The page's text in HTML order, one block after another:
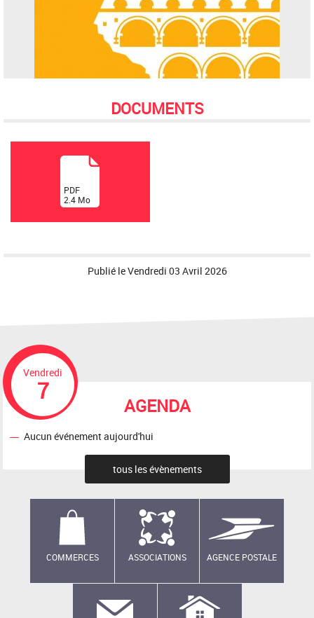
DOCUMENTS
(PDF
2.4 Mo
)
Publié leVendredi 03 Avril 2026
AGENDA
Vendredi
7
Aucun événement aujourd'hui
tous les évènements
COMMERCES ASSOCIATIONS AGENCE POSTALE